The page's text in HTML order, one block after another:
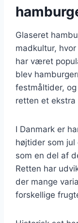
Glaseret
madkultur,
har været
blev
festmåltider,
retten et ekstra
I Danmark er
højtider som jul
som en del af
Retten har
der mange
forskellige